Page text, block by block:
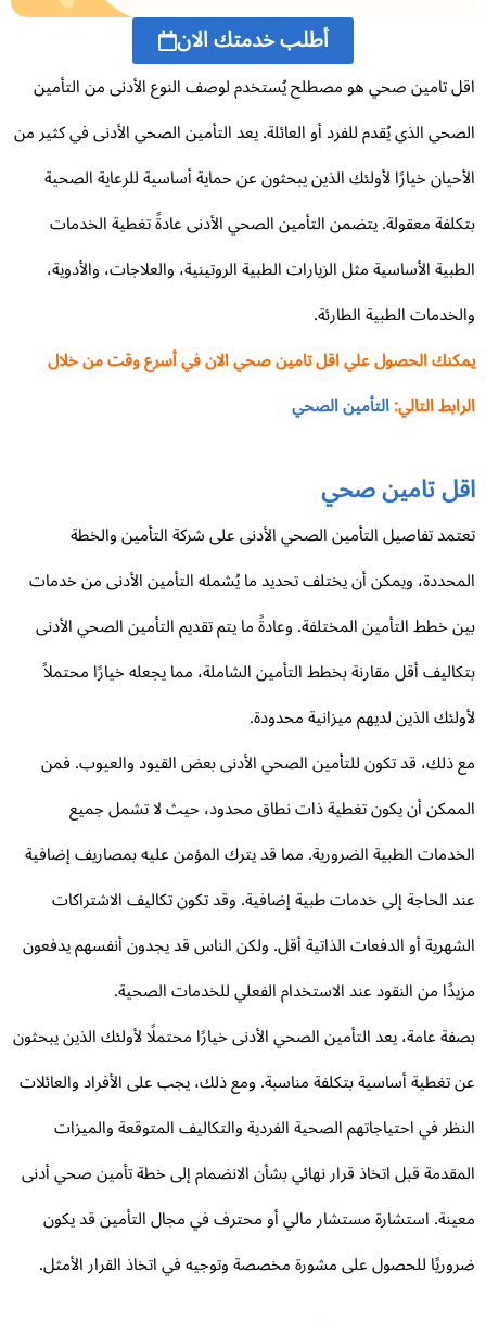
أطلب خدمتك الان
تامين صحي هو مصطلح يُستخدم لوصف النوع الأدنى من التأمين
الذي يُقدم للفرد أو العائلة. يعد التأمين الصحي الأدنى في كثير من
خيارًا لأولئك الذين يبحثون عن حماية أساسية للرعاية الصحية
معقولة. يتضمن التأمين الصحي الأدنى عادةً تغطية الخدمات
الأساسية مثل الزيارات الطبية الروتينية، والعلاجات، والأدوية،
الطبية الطارئة.
الحصول علي اقل تامين صحي الان في أسرع وقت من خلال
التالي:التأمين الصحي
تامين صحي
تفاصيل التأمين الصحي الأدنى على شركة التأمين والخطة
ويمكن أن يختلف تحديد ما يُشمله التأمين الأدنى من خدمات
خطط التأمين المختلفة. وعادةً ما يتم تقديم التأمين الصحي الأدنى
أقل مقارنة بخطط التأمين الشاملة، مما يجعله خيارًا محتملاً
الذين لديهم ميزانية محدودة.
ذلك، قد تكون للتأمين الصحي الأدنى بعض القيود والعيوب. فمن
أن يكون تغطية ذات نطاق محدود، حيث لا تشمل جميع
الطبية الضرورية. مما قد يترك المؤمن عليه بمصاريف إضافية
الحاجة إلى خدمات طبية إضافية. وقد تكون تكاليف الاشتراكات
أو الدفعات الذاتية أقل. ولكن الناس قد يجدون أنفسهم يدفعون
من النقود عند الاستخدام الفعلي للخدمات الصحية.
عامة، يعد التأمين الصحي الأدنى خيارًا محتملًا لأولئك الذين يبحثون
تغطية أساسية بتكلفة مناسبة. ومع ذلك، يجب على الأفراد والعائلات
في احتياجاتهم الصحية الفردية والتكاليف المتوقعة والميزات
قبل اتخاذ قرار نهائي بشأن الانضمام إلى خطة تأمين صحي أدنى
استشارة مستشار مالي أو محترف في مجال التأمين قد يكون
للحصول على مشورة مخصصة وتوجيه في اتخاذ القرار الأمثل.